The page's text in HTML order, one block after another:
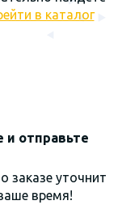
в каталог
и отправьте
уточнит
время!